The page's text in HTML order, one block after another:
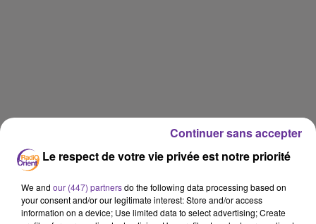
Le respect de votre vie privée est notre priorité
We and our (447) partnersdo the following data processing based on
your consent and/or our legitimate interest: Store and/or access
information on a device; Use limited data to select advertising; Create
Continuer sans accepter